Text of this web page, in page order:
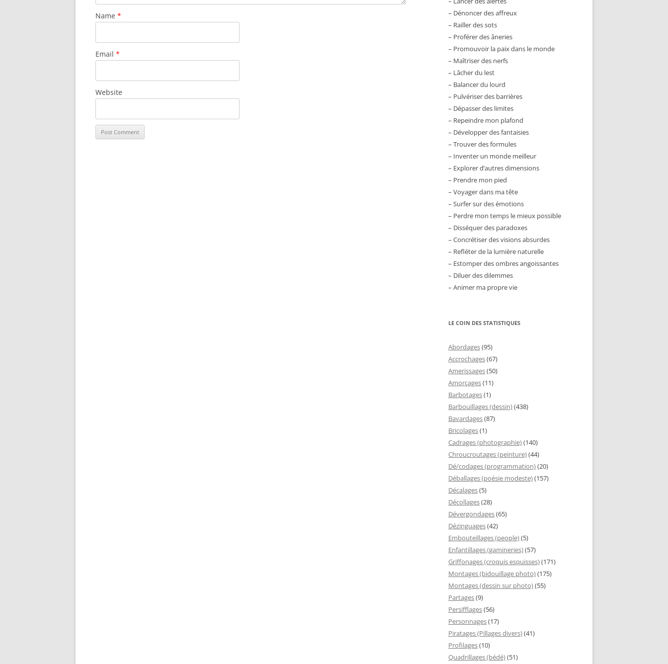
Name *
Email *
Website
– Dénoncer des affreux
– Railler des sots
– Proférer des âneries
– Promouvoir la paix dans le monde
– Maîtriser des nerfs
– Lâcher du lest
– Balancer du lourd
– Pulvériser des barrières
– Dépasser des limites
– Repeindre mon plafond
– Développer des fantaisies
– Trouver des formules
– Inventer un monde meilleur
– Explorer d’autres dimensions
– Prendre mon pied
– Voyager dans ma tête
– Surfer sur des émotions
– Perdre mon temps le mieux possible
– Disséquer des paradoxes
– Concrétiser des visions absurdes
– Refléter de la lumière naturelle
– Estomper des ombres angoissantes
– Diluer des dilemmes
– Animer ma propre vie
LE COIN DES STATISTIQUES
Abordages(95)
Accrochages(67)
Amerissages(50)
Amorçages(11)
Barbotages(1)
Barbouillages (dessin)(438)
Bavardages(87)
Bricolages(1)
Cadrages (photographie)(140)
Chroucroutages (peinture)(44)
Dé/codages (programmation)(20)
Déballages (poésie modeste)(157)
Décalages(5)
Décollages(28)
Dévergondages(65)
Dézinguages(42)
Embouteillages (people)(5)
Enfantillages (gamineries)(57)
Griffonages (croquis esquisses)(171)
Montages (bidouillage photo)(175)
Montages (dessin sur photo)(55)
Partages(9)
Persifflages(56)
Personnages(17)
Piratages (Pillages divers)(41)
Profilages(10)
Quadrillages (bédé)(51)